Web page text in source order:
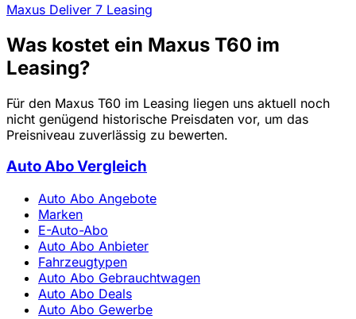
Maxus Deliver 7 Leasing
Was kostet ein Maxus T60 im
Leasing?
Für den Maxus T60 im Leasing liegen uns aktuell noch
nicht genügend historische Preisdaten vor, um das
Preisniveau zuverlässig zu bewerten.
Auto Abo Vergleich
Auto Abo Angebote
Marken
E-Auto-Abo
Auto Abo Anbieter
Fahrzeugtypen
Auto Abo Gebrauchtwagen
Auto Abo Deals
Auto Abo Gewerbe